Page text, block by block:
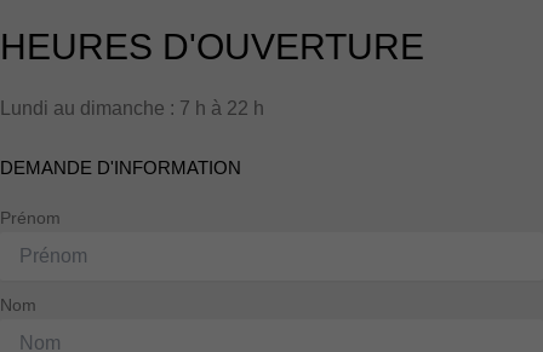
HEURES D'OUVERTURE
Lundi au dimanche : 7 h à 22 h
DEMANDE D'INFORMATION
Prénom
Nom